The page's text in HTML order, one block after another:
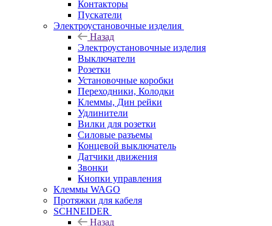
Контакторы
Пускатели
Электроустановочные изделия
Назад
Электроустановочные изделия
Выключатели
Розетки
Установочные коробки
Переходники, Колодки
Клеммы, Дин рейки
Удлинители
Вилки для розетки
Силовые разъемы
Концевой выключатель
Датчики движения
Звонки
Кнопки управления
Клеммы WAGO
Протяжки для кабеля
SCHNEIDER
Назад